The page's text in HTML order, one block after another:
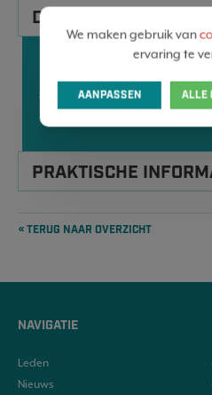
DATA
SEP
2026
17
SEP
10:00 - 17:00
PRAKTISCHE
« TERUG NAAR OVERZICHT
NAVIGATIE
Leden
Nieuws
We maken gebruik van
ervaring te
AANPASSEN ALLE